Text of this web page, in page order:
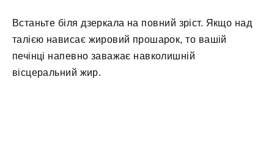
Встаньте біля дзеркала на повний зріст. Якщо над
талією нависає жировий прошарок, то вашій
печінці напевно заважає навколишній
вісцеральний жир.